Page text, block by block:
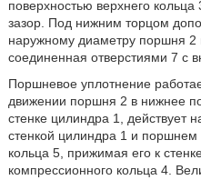
поверхностью верхнего
зазор. Под нижним торцом
наружному диаметру поршня 2
соединенная отверстиями 7 с
Поршневое уплотнение
движении поршня 2 в нижнее
стенке цилиндра 1, действует
стенкой цилиндра 1 и поршнем
кольца 5, прижимая его к
компрессионного кольца 4.